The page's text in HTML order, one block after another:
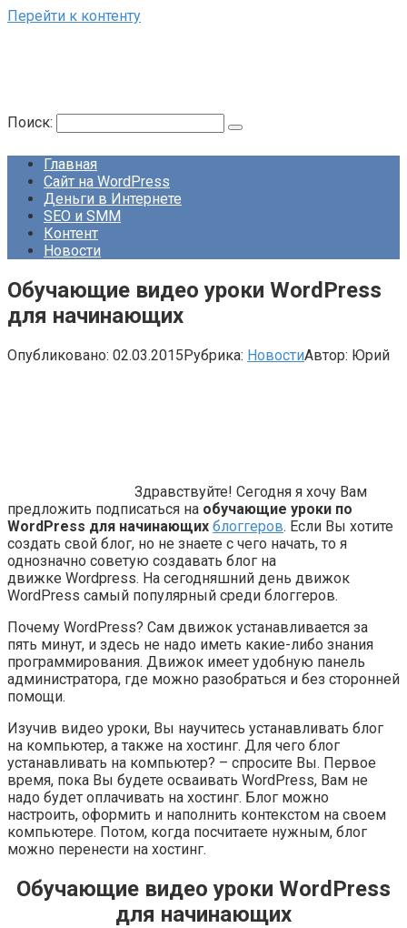
Перейти к контенту
Поиск:
Главная
Сайт на WordPress
Деньги в Интернете
SEO и SMM
Контент
Новости
Обучающие видео уроки WordPress
для начинающих
Опубликовано: 02.03.2015Рубрика: НовостиАвтор: Юрий
Здравствуйте! Сегодня я хочу Вам
предложить подписаться на обучающие уроки по
WordPress для начинающих блоггеров. Если Вы хотите
создать свой блог, но не знаете с чего начать, то я
однозначно советую создавать блог на
движке Wordpress. На сегодняшний день движок
WordPress самый популярный среди блоггеров.
Почему WordPress? Сам движок устанавливается за
пять минут, и здесь не надо иметь какие-либо знания
программирования. Движок имеет удобную панель
администратора, где можно разобраться и без сторонней
помощи.
Изучив видео уроки, Вы научитесь устанавливать блог
на компьютер, а также на хостинг. Для чего блог
устанавливать на компьютер? – спросите Вы. Первое
время, пока Вы будете осваивать WordPress, Вам не
надо будет оплачивать на хостинг. Блог можно
настроить, оформить и наполнить контекстом на своем
компьютере. Потом, когда посчитаете нужным, блог
можно перенести на хостинг.
Обучающие видео уроки WordPress
для начинающих